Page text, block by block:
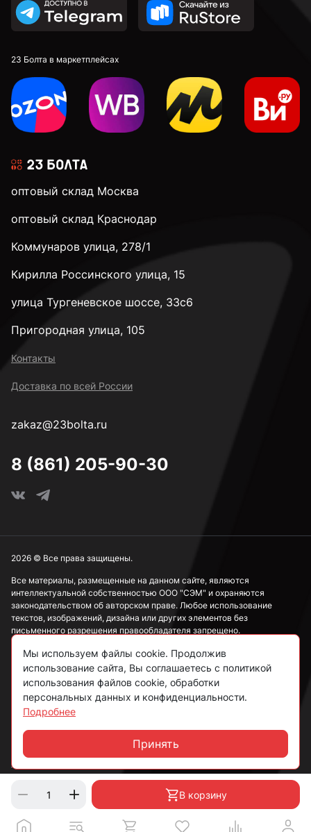
В корзину
23 Болта в маркетплейсах
оптовый склад Москва
оптовый склад Краснодар
Коммунаров улица, 278/1
Кирилла Россинского улица, 15
улица Тургеневское шоссе, 33с6
Пригородная улица, 105
Контакты
Доставка по всей России
zakaz@23bolta.ru
8 (861) 205-90-30
Все материалы, размещенные на данном сайте, являются
интеллектуальной собственностью ООО "СЭМ" и охраняются
законодательством об авторском праве. Любое использование
текстов, изображений, дизайна или других элементов без
письменного разрешения правообладателя запрещено.
Информация, представленная на сайте, носит исключительно
ознакомительный характер и не может рассматриваться как
публичная оферта в соответствии со ст. 437 ГК РФ.
Политика конфиденциальности
Согласие на обработку данных
Пользовательское соглашение
2026 © Все права защищены.
Мы используем файлы cookie. Продолжив
использование сайта, Вы соглашаетесь с политикой
использования файлов cookie, обработки
персональных данных и конфиденциальности.
Подробнее
Принять
Чат